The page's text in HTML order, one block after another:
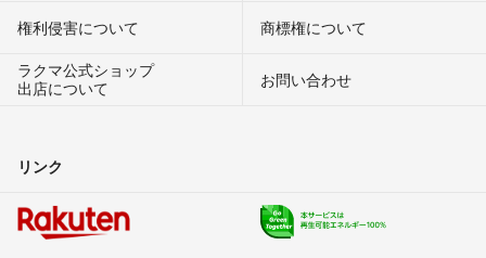
権利侵害について
商標権について
ラクマ公式ショップ
出店について
お問い合わせ
リンク